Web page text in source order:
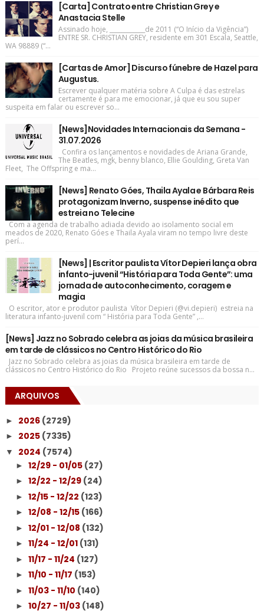
[Carta] Contrato entre Christian Grey e
Anastacia Stelle
Assinado hoje, ____________de 2011 (“O Início da Vigência”)
ENTRE SR. CHRISTIAN GREY, residente em 301 Escala, Seattle,
WA 98889 (“...
[Cartas de Amor] Discurso fúnebre de Hazel para
Augustus.
Escrever qualquer matéria sobre A Culpa é das estrelas
certamente é para me emocionar, já que eu sou super
suspeita em falar ou escrever so...
[News]Novidades Internacionais da Semana -
31.07.2026
Confira os lançamentos e novidades de Ariana Grande,
The Beatles, mgk, benny blanco, Ellie Goulding, Greta Van
Fleet, The Offspring e ma...
[News] Renato Góes, Thaila Ayala e Bárbara Reis
protagonizam Inverno, suspense inédito que
estreia no Telecine
Com a agenda de trabalho adiada devido ao isolamento social em
meados de 2020, Renato Góes e Thaila Ayala viram no tempo livre deste
perí...
[News] | Escritor paulista Vítor Depieri lança obra
infanto-juvenil “História para Toda Gente”: uma
jornada de autoconhecimento, coragem e
magia
O escritor, ator e produtor paulista Vítor Depieri (@vi.depieri) estreia na
literatura infanto-juvenil com “ História para Toda Gente” ,...
[News] Jazz no Sobrado celebra as joias da música brasileira
em tarde de clássicos no Centro Histórico do Rio
Jazz no Sobrado celebra as joias da música brasileira em tarde de
clássicos no Centro Histórico do Rio Projeto reúne sucessos da bossa n...
ARQUIVOS
► 2026 (2729)
► 2025 (7335)
▼ 2024 (7574)
► 12/29 - 01/05 (27)
► 12/22 - 12/29 (24)
► 12/15 - 12/22 (123)
► 12/08 - 12/15 (166)
► 12/01 - 12/08 (132)
► 11/24 - 12/01 (131)
► 11/17 - 11/24 (127)
► 11/10 - 11/17 (153)
► 11/03 - 11/10 (140)
► 10/27 - 11/03 (148)